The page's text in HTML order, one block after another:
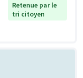
Retenue par le
tri citoyen